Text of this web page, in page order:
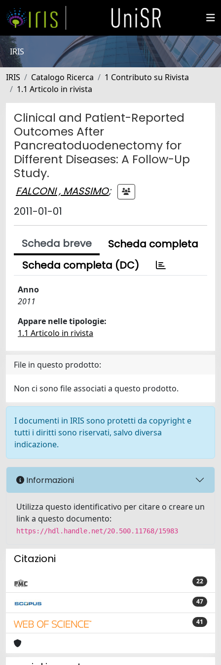
IRIS
IRIS Catalogo Ricerca
1 Contributo su Rivista
1.1 Articolo in rivista
Clinical and Patient-Reported
Outcomes After
Pancreatoduodenectomy for
Different Diseases: A Follow-Up
Study.
FALCONI , MASSIMO;
2011-01-01
Scheda breve
Scheda completa
Scheda completa (DC)
Anno
2011
Appare nelle tipologie:
1.1 Articolo in rivista
File in questo prodotto:
Non ci sono file associati a questo prodotto.
I documenti in IRIS sono protetti da copyright e
tutti i diritti sono riservati, salvo diversa
indicazione.
Informazioni
Utilizza questo identificativo per citare o creare un
link a questo documento:
https://hdl.handle.net/20.500.11768/15983
Citazioni
22
47
41